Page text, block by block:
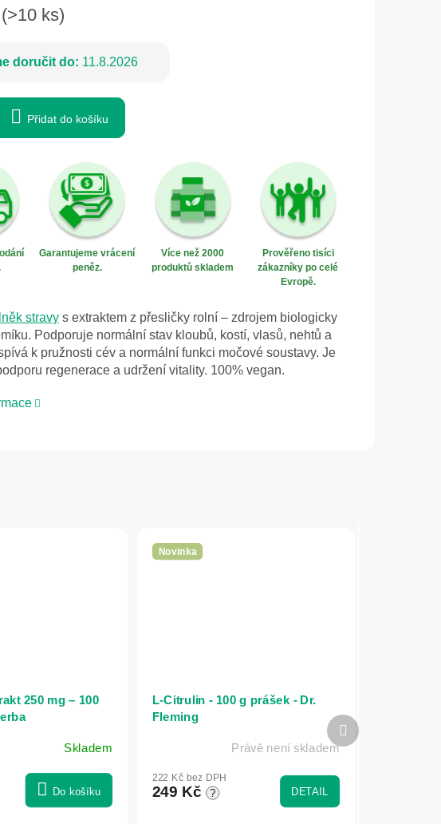
(>10 ks)
doručit do: 11.8.2026
Přidat do košíku
Garantujeme vrácení
peněz.
Více než 2000
produktů skladem
Prověřeno tisíci
zákazníky po celé
Evropě.
stravy s extraktem z přesličky rolní – zdrojem biologicky
Podporuje normální stav kloubů, kostí, vlasů, nehtů a
k pružnosti cév a normální funkci močové soustavy. Je
regenerace a udržení vitality. 100% vegan.
250 mg – 100
Skladem
Do košíku
Novinka
L-Citrulin - 100 g prášek - Dr.
Fleming
Právě není skladem
222 Kč bez DPH
249 Kč ? DETAIL
Další
produkt